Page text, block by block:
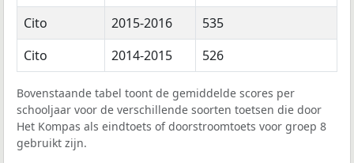
Cito
2015-2016
535
Cito
2014-2015 526
Bovenstaande tabel toont de gemiddelde scores per
schooljaar voor de verschillende soorten toetsen die door
Het Kompas als eindtoets of doorstroomtoets voor groep 8
gebruikt zijn.